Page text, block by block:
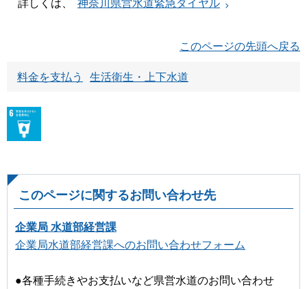
詳しくは、 神奈川県営水道緊急ダイヤル
このページの先頭へ戻る
料金を支払う 生活衛生・上下水道
このページに関するお問い合わせ先
企業局 水道部経営課
企業局水道部経営課へのお問い合わせフォーム
●各種手続きやお支払いなど県営水道のお問い合わせ